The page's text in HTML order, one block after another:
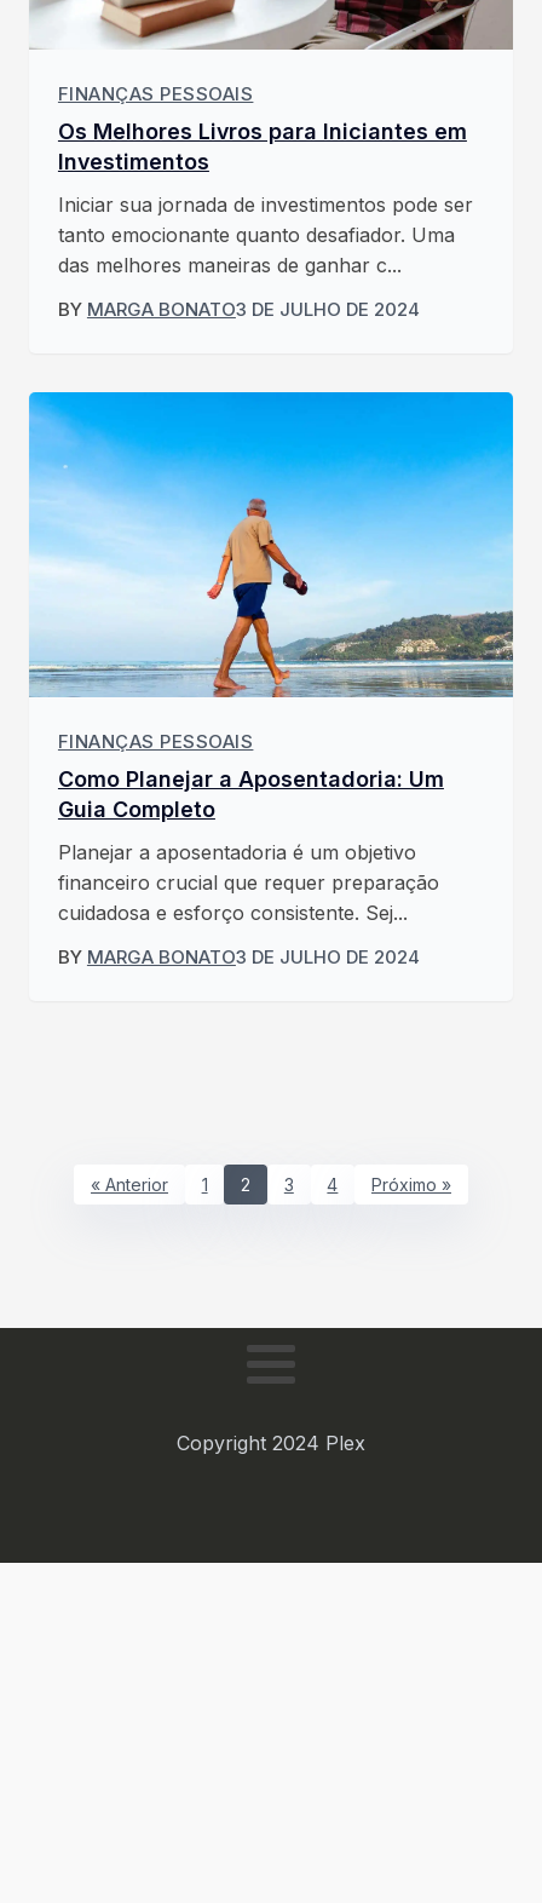
FINANÇAS PESSOAIS
Os Melhores Livros para Iniciantes em
Investimentos
Iniciar sua jornada de investimentos pode ser
tanto emocionante quanto desafiador. Uma
das melhores maneiras de ganhar c...
BY MARGA BONATO3 DE JULHO DE 2024
FINANÇAS PESSOAIS
Como Planejar a Aposentadoria: Um
Guia Completo
Planejar a aposentadoria é um objetivo
financeiro crucial que requer preparação
cuidadosa e esforço consistente. Sej...
BY MARGA BONATO3 DE JULHO DE 2024
« Anterior 1 2 3 4 Próximo »
Copyright 2024 Plex